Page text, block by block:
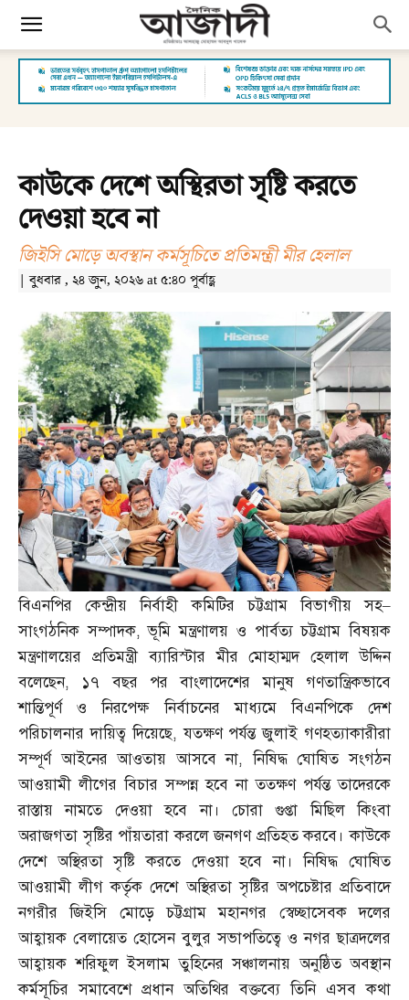
কাউকে দেশে অস্থিরতা সৃষ্টি করতে
দেওয়া হবে না
জিইসি মোড়ে অবস্থান কর্মসূচিতে প্রতিমন্ত্রী মীর হেলাল
| বুধবার , ২৪ জুন, ২০২৬ at ৫:৪০ পূর্বাহ্ণ
বিএনপির কেন্দ্রীয় নির্বাহী কমিটির চট্টগ্রাম বিভাগীয় সহ–
সাংগঠনিক সম্পাদক,ভূমি মন্ত্রণালয় ও পার্বত্য চট্টগ্রাম বিষয়ক
মন্ত্রণালয়ের প্রতিমন্ত্রী ব্যারিস্টার মীর মোহাম্মদ হেলাল উদ্দিন
বলেছেন, ১৭ বছর পর বাংলাদেশের মানুষ গণতান্ত্রিকভাবে
শান্তিপূর্ণ ও নিরপেক্ষ নির্বাচনের মাধ্যমে বিএনপিকে দেশ
পরিচালনার দায়িত্ব দিয়েছে,যতক্ষণ পর্যন্ত জুলাই গণহত্যাকারীরা
সম্পূর্ণ আইনের আওতায় আসবে না,নিষিদ্ধ ঘোষিত সংগঠন
আওয়ামী লীগের বিচার সম্পন্ন হবে না ততক্ষণ পর্যন্ত তাদেরকে
রাস্তায় নামতে দেওয়া হবে না। চোরা গুপ্তা মিছিল কিংবা
অরাজগতা সৃষ্টির পাঁয়তারা করলে জনগণ প্রতিহত করবে। কাউকে
দেশে অস্থিরতা সৃষ্টি করতে দেওয়া হবে না। নিষিদ্ধ ঘোষিত
আওয়ামী লীগ কর্তৃক দেশে অস্থিরতা সৃষ্টির অপচেষ্টার প্রতিবাদে
নগরীর জিইসি মোড়ে চট্টগ্রাম মহানগর স্বেচ্ছাসেবক দলের
আহ্বায়ক বেলায়েত হোসেন বুলুর সভাপতিত্বে ও নগর ছাত্রদলের
আহ্বায়ক শরিফুল ইসলাম তুহিনের সঞ্চালনায় অনুষ্ঠিত অবস্থান
কর্মসূচির সমাবেশে প্রধান অতিথির বক্তব্যে তিনি এসব কথা